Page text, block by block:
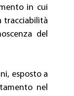
in cui
tracciabilità
del
esposto a
nel